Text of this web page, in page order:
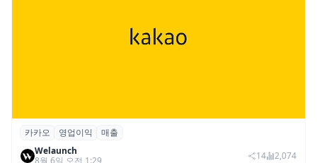
카카오, 2026년 2분기 매출 2조985억·영업
이익 2770억…역대 분기 최대
카카오 영업이익
매출
Welaunch
8월 6일 오전 1:29
14 2,074